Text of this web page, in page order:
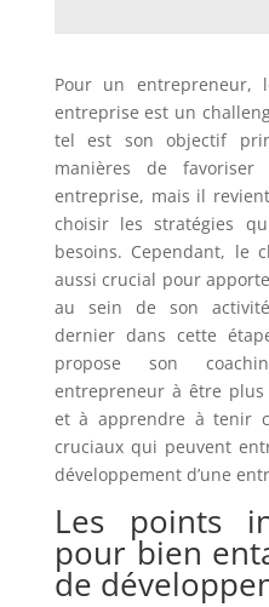
Pour un entrepreneur,
entreprise est un
tel est son objectif
manières de favoriser
entreprise, mais il
choisir les stratégies
besoins. Cependant, le
aussi crucial pour
au sein de son
dernier dans cette
propose son
entrepreneur à être
et à apprendre à tenir
cruciaux qui peuvent
développement d’une
Les points
pour bien
de